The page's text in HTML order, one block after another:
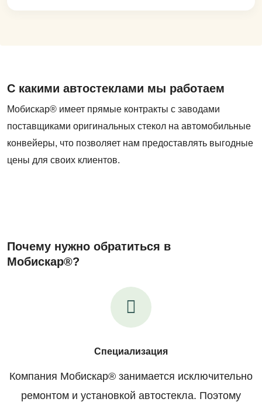
С какими автостеклами мы работаем
Мобискар® имеет прямые контракты с заводами
поставщиками оригинальных стекол на автомобильные
конвейеры, что позволяет нам предоставлять выгодные
цены для своих клиентов.
Почему нужно обратиться в
Мобискар®?
Специализация
Компания Мобискар® занимается исключительно
ремонтом и установкой автостекла. Поэтому